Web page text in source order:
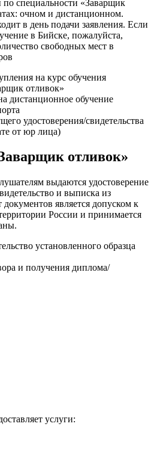
специальности «Заварщик
очном и дистанционном.
в день подачи заявления. Если
в Бийске, пожалуйста,
свободных мест в
на курс обучения
отливок»
дистанционное обучение
удостоверения/свидетельства
от юр лица)
отливок»
выдаются удостоверение
и выписка из
является допуском к
России и принимается
установленного образца
и получения диплома/
услуги: